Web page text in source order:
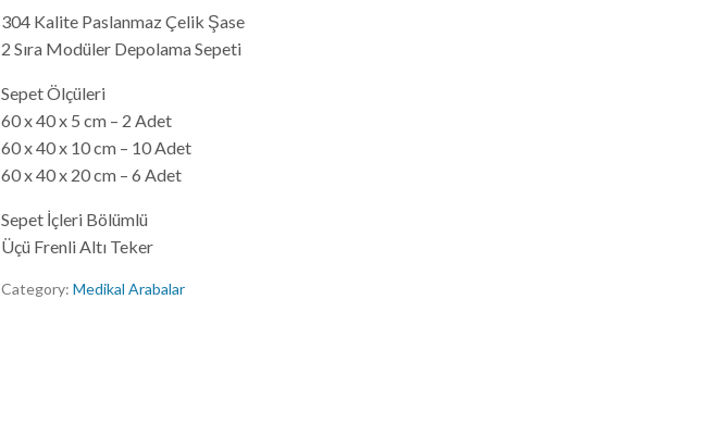
304 Kalite Paslanmaz Çelik Şase
2 Sıra Modüler Depolama Sepeti
Sepet Ölçüleri
60 x 40 x 5 cm – 2 Adet
60 x 40 x 10 cm – 10 Adet
60 x 40 x 20 cm – 6 Adet
Sepet İçleri Bölümlü
Üçü Frenli Altı Teker
Category:Medikal Arabalar